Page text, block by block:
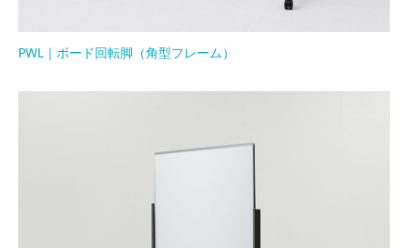
PWL｜ボード回転脚（角型フレーム）